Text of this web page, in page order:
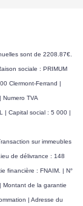
sont de 2208.87€.
sociale : PRIMUM
Clermont-Ferrand |
TVA
| Capital social : 5 000 |
sur immeubles
de délivrance : 148
financière : FNAIM. | N°
Montant de la garantie
| Adresse du